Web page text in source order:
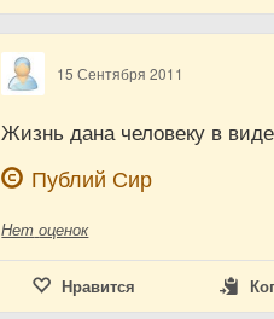
15 Сентября 2011
Жизнь дана человеку в
Публий Сир
Нет оценок
Нравится